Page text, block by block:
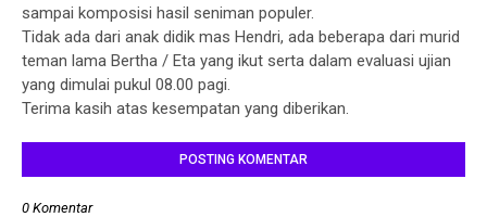
sampai komposisi hasil seniman populer.
Tidak ada dari anak didik mas Hendri, ada beberapa dari murid
teman lama Bertha / Eta yang ikut serta dalam evaluasi ujian
yang dimulai pukul 08.00 pagi.
Terima kasih atas kesempatan yang diberikan.
POSTING KOMENTAR
0 Komentar